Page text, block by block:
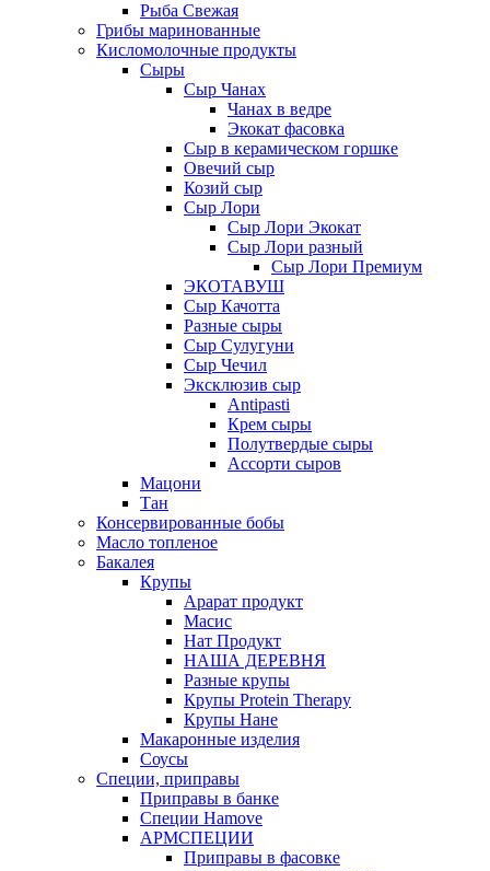
Рыба Свежая
Грибы маринованные
Кисломолочные продукты
Сыры
Сыр Чанах
Чанах в ведре
Экокат фасовка
Сыр в керамическом горшке
Овечий сыр
Козий сыр
Сыр Лори
Сыр Лори Экокат
Сыр Лори разный
Сыр Лори Премиум
ЭКОТАВУШ
Сыр Качотта
Разные сыры
Сыр Сулугуни
Сыр Чечил
Эксклюзив сыр
Antipasti
Крем сыры
Полутвердые сыры
Ассорти сыров
Мацони
Тан
Консервированные бобы
Масло топленое
Бакалея
Крупы
Арарат продукт
Масис
Нат Продукт
НАША ДЕРЕВНЯ
Разные крупы
Крупы Protein Therapy
Крупы Нане
Макаронные изделия
Соусы
Специи, приправы
Приправы в банке
Специи Hamove
АРМСПЕЦИИ
Приправы в фасовке